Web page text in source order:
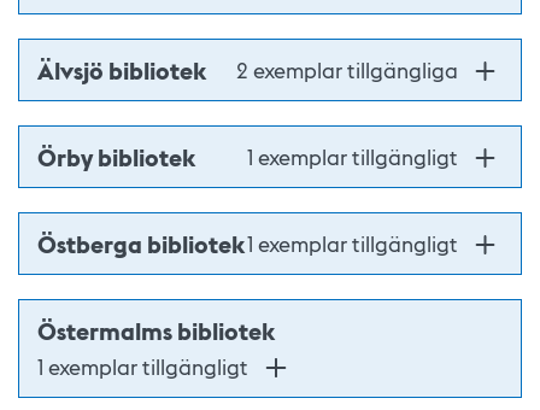
Älvsjö bibliotek 2 exemplar tillgängliga
Örby bibliotek 1 exemplar tillgängligt
Östberga bibliotek1 exemplar tillgängligt
Östermalms bibliotek
1 exemplar tillgängligt